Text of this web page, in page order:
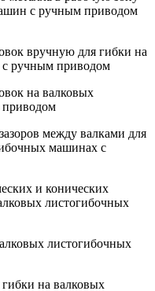
с ручным приводом
вручную для гибки на
ручным приводом
на валковых
между валками для
машинах с
и конических
листогибочных
листогибочных
на валковых